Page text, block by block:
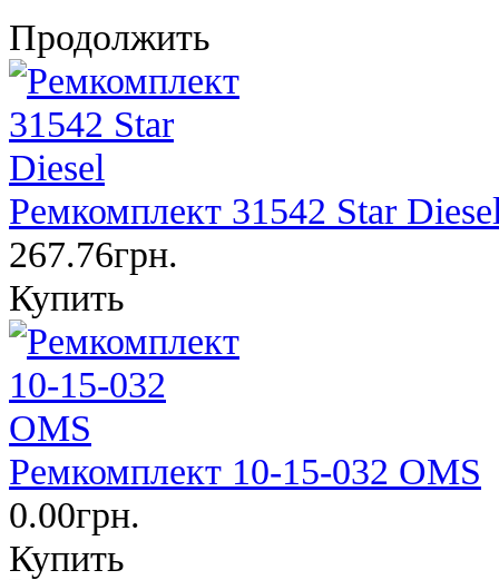
Продолжить
Ремкомплект 31542 Star
267.76грн.
Купить
Ремкомплект 10-15-032 OMS
0.00грн.
Купить